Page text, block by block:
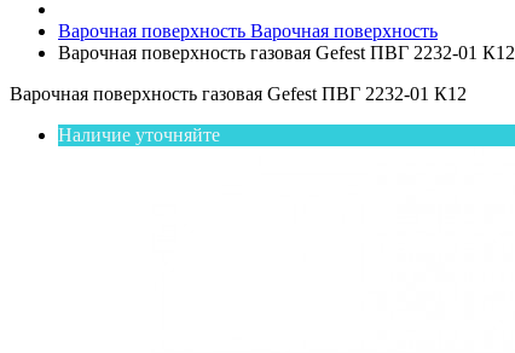
Варочная поверхность Варочная поверхность
Варочная поверхность газовая Gefest ПВГ 2232-01 К12
Варочная поверхность газовая Gefest ПВГ 2232-01 К12
Наличие уточняйте